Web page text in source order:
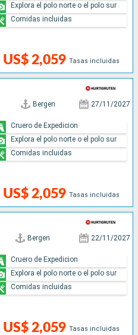
US$ 2,059 Tasas incluidas
Explora el polo norte o el polo sur
Comidas incluidas
Bergen 27/11/2027
US$ 2,059 Tasas incluidas
Cruero de Expedicion
Explora el polo norte o el polo sur
Comidas incluidas
Bergen 22/11/2027
US$ 2,059 Tasas incluidas
Cruero de Expedicion
Explora el polo norte o el polo sur
Comidas incluidas